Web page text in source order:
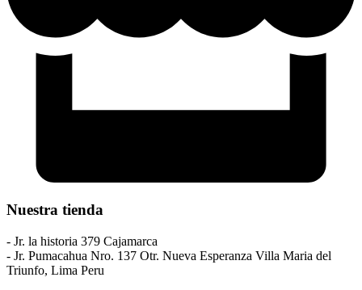
Nuestra tienda
- Jr. la historia 379 Cajamarca
- Jr. Pumacahua Nro. 137 Otr. Nueva Esperanza Villa Maria del
Triunfo, Lima Peru